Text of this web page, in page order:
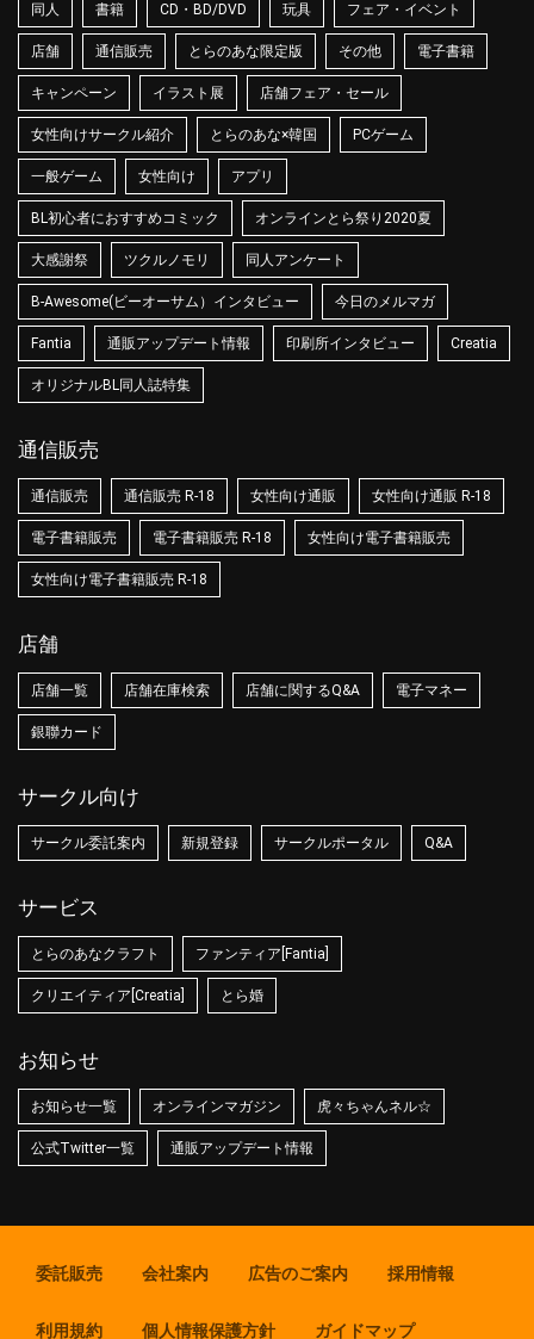
同人 書籍 CD・BD/DVD 玩具 フェア・イベント
店舗 通信販売 とらのあな限定版 その他 電子書籍
キャンペーン イラスト展 店舗フェア・セール
女性向けサークル紹介 とらのあな×韓国 PCゲーム
一般ゲーム 女性向け アプリ
BL初心者におすすめコミック オンラインとら祭り2020夏
大感謝祭 ツクルノモリ 同人アンケート
B-Awesome(ビーオーサム）インタビュー 今日のメルマガ
Fantia 通販アップデート情報 印刷所インタビュー Creatia
オリジナルBL同人誌特集
通信販売
通信販売 通信販売 R-18 女性向け通販 女性向け通販 R-18
電子書籍販売 電子書籍販売 R-18 女性向け電子書籍販売
女性向け電子書籍販売 R-18
店舗
店舗一覧 店舗在庫検索 店舗に関するQ&A 電子マネー
銀聯カード
サークル向け
サークル委託案内 新規登録 サークルポータル Q&A
サービス
とらのあなクラフト ファンティア[Fantia]
クリエイティア[Creatia] とら婚
お知らせ
お知らせ一覧 オンラインマガジン 虎々ちゃんネル☆
公式Twitter一覧 通販アップデート情報
委託販売 会社案内 広告のご案内 採用情報
利用規約 個人情報保護方針 ガイドマップ